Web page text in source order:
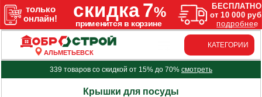
АЛЬМЕТЬЕВСК
КАТЕГОРИИ
339 товаров со скидкой от 15% до 70% смотреть
Крышки для посуды